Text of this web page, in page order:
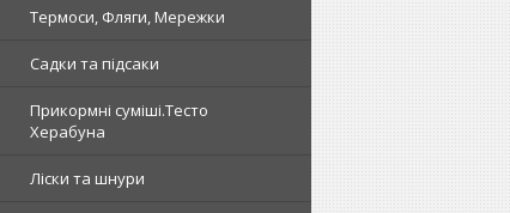
Термоси, Фляги, Мережки
Садки та підсаки
Прикормні суміші.Тесто
Херабуна
Ліски та шнури